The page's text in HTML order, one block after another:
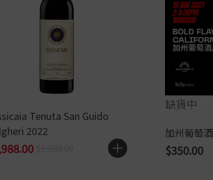
Tenuta San Guido
2022
缺貨中
加州葡萄
$350.00